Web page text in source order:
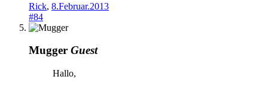
Rick, 8.Februar.2013
#84
Mugger Guest
Hallo,